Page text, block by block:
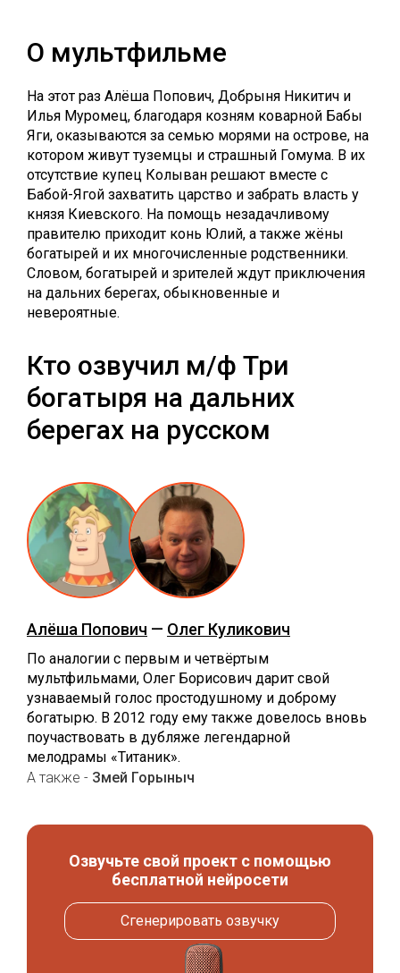
О мультфильме
На этот раз Алёша Попович, Добрыня Никитич и
Илья Муромец, благодаря козням коварной Бабы
Яги, оказываются за семью морями на острове, на
котором живут туземцы и страшный Гомума. В их
отсутствие купец Колыван решают вместе с
Бабой-Ягой захватить царство и забрать власть у
князя Киевского. На помощь незадачливому
правителю приходит конь Юлий, а также жёны
богатырей и их многочисленные родственники.
Словом, богатырей и зрителей ждут приключения
на дальних берегах, обыкновенные и
невероятные.
Кто озвучил м/ф Три
богатыря на дальних
берегах на русском
Алёша Попович — Олег Куликович
По аналогии с первым и четвёртым
мультфильмами, Олег Борисович дарит свой
узнаваемый голос простодушному и доброму
богатырю. В 2012 году ему также довелось вновь
поучаствовать в дубляже легендарной
мелодрамы «Титаник».
А также - Змей Горыныч
Озвучьте свой проект с помощью
бесплатной нейросети
Сгенерировать озвучку